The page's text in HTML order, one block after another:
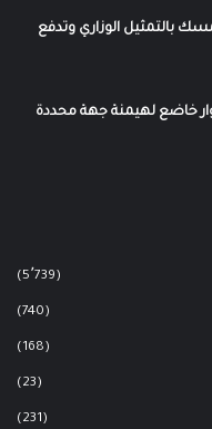
بالتمثيل الوزاري وتدفع
خاضع لهيمنة جهة محددة
(5٬739)
(740)
(168)
(23)
(231)